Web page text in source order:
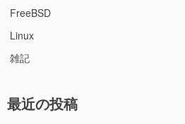
FreeBSD
Linux
雑記
最近の投稿